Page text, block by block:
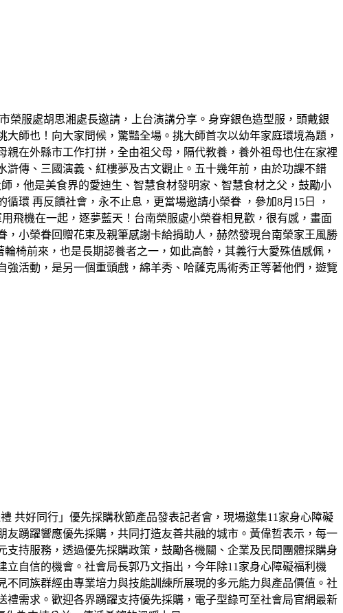
榮服處胡思湘處長邀請，上台演講分享。身穿銀色造型服，頭戴銀
師也！向大家問候，驚豔全場。挑大師首次以幼年家庭環境為題，
在外縣市工作打拼，全由祖父母，隔代教養，養外祖母也住在家裡
傳、三國演義、紅樓夢及古文觀止。五十幾年前，由於功課不錯
，他是美食界的愛迪生、智慧食材發明家、智慧食材之父，鼓勵小
環 再反饋社會，永不止息，更當場邀請小榮眷 ，參加8月15日 ，
飛機在一起，逐夢藍天！台南榮服處小榮眷相見歡，很有感，畫面
小榮眷回贈花束及親筆感謝卡給捐助人，赫然發現台南榮家王風勝
椅前來，也是長期認養者之一，如此高齡，其義行大愛殊值感佩，
活動，是另一個重頭戲，綿羊秀、哈薩克馬術秀正等著他們，遊覽
共好同行」優先採購秋節產品發表記者會，現場邀集11家身心障礙
踴躍響應優先採購，共同打造友善共融的城市。黃偉哲表示，每一
持服務，透過優先採購政策，鼓勵各機關、企業及民間團體採購身
自信的機會。社會局長郭乃文指出，今年除11家身心障礙福利機
同族群經由專業培力與技能訓練所展現的多元能力與產品價值。社
需求。歡迎各界踴躍支持優先採購，電子型錄可至社會局官網最新